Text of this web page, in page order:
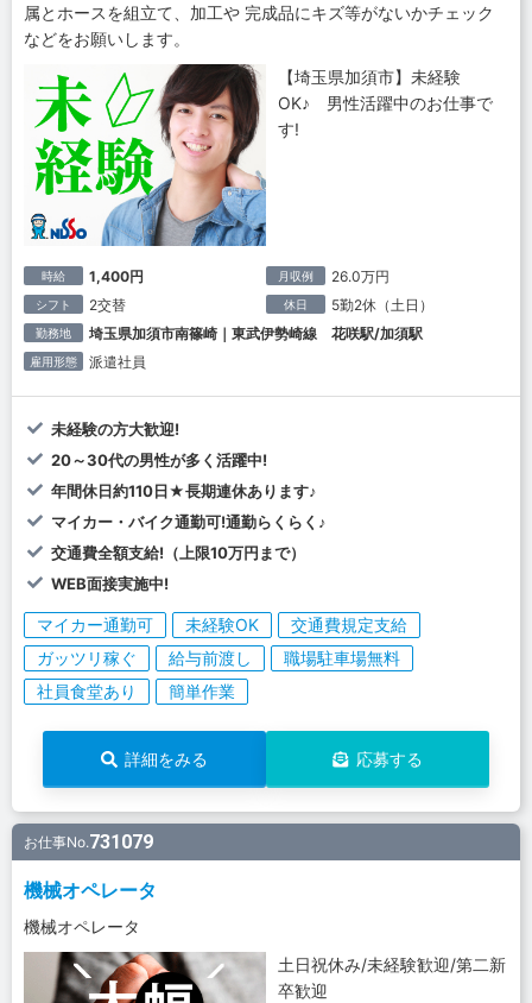
属とホースを組立て、加工や 完成品にキズ等がないかチェック
などをお願いします。
【埼玉県加須市】未経験
OK♪ 男性活躍中のお仕事で
す!
時給 1,400円 月収例 26.0万円
シフト 2交替 休日 5勤2休（土日）
勤務地 埼玉県加須市南篠崎｜東武伊勢崎線 花咲駅/加須駅
雇用形態 派遣社員
未経験の方大歓迎!
20～30代の男性が多く活躍中!
年間休日約110日★長期連休あります♪
マイカー・バイク通勤可!通勤らくらく♪
交通費全額支給!（上限10万円まで）
WEB面接実施中!
マイカー通勤可 未経験OK
交通費規定支給
ガッツリ稼ぐ
給与前渡し
職場駐車場無料
社員食堂あり
簡単作業
詳細をみる 応募する
お仕事No.731079
機械オペレータ
機械オペレータ
土日祝休み/未経験歓迎/第二新
卒歓迎